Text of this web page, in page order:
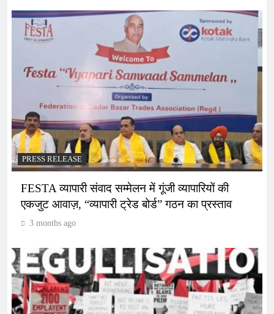
PRESS RELEASE
FESTA व्यापारी संवाद सम्मेलन में गूंजी व्यापारियों की
एकजुट आवाज़, “व्यापारी ट्रेड बोर्ड” गठन का प्रस्ताव
3 months ago